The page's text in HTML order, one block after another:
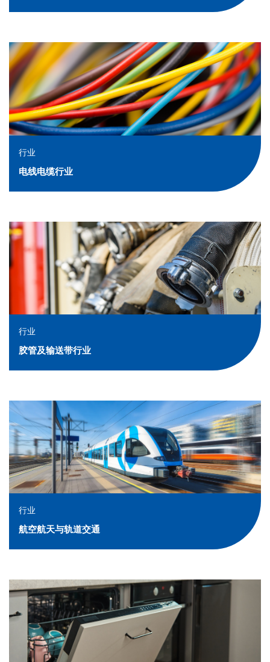
行业
电线电缆行业
行业
胶管及输送带行业
行业
航空航天与轨道交通